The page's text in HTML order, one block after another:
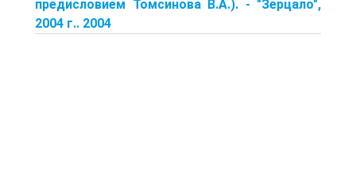
предисловием Томсинова В.А.). - "Зерцало",
2004 г.. 2004